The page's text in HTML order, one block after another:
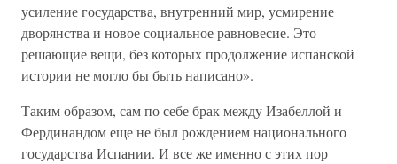
усиление государства, внутренний мир, усмирение
дворянства и новое социальное равновесие. Это
решающие вещи, без которых продолжение испанской
истории не могло бы быть написано».
Таким образом, сам по себе брак между Изабеллой и
Фердинандом еще не был рождением национального
государства Испании. И все же именно с этих пор